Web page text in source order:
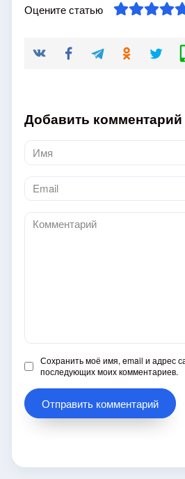
Оцените статью
Добавить комментарий
Имя
*
Email
*
Комментарий
Сохранить моё имя, email и адрес
последующих моих комментариев.